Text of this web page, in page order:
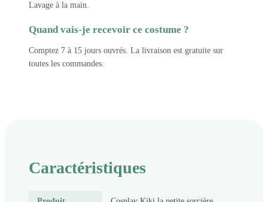
Lavage à la main.
Quand vais-je recevoir ce costume ?
Comptez 7 à 15 jours ouvrés. La livraison est gratuite sur
toutes les commandes.
Caractéristiques